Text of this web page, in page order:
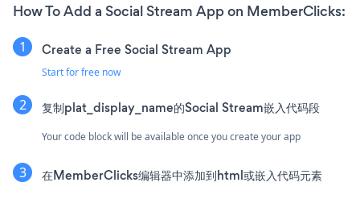
How To Add a Social Stream App on MemberClicks:
Create a Free Social Stream App
Start for free now
复制plat_display_name的Social Stream嵌入代码段
Your code block will be available once you create your app
在MemberClicks编辑器中添加到html或嵌入代码元素